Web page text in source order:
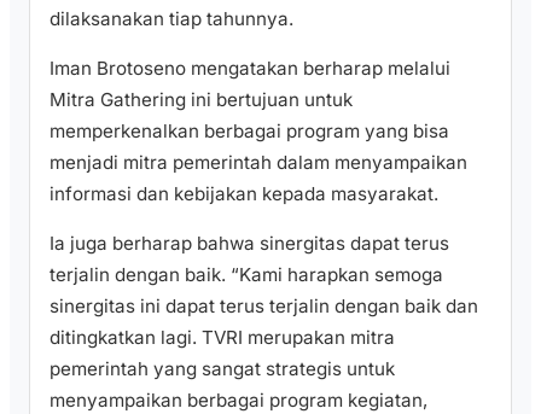
dilaksanakan tiap tahunnya.
Iman Brotoseno mengatakan berharap melalui
Mitra Gathering ini bertujuan untuk
memperkenalkan berbagai program yang bisa
menjadi mitra pemerintah dalam menyampaikan
informasi dan kebijakan kepada masyarakat.
Ia juga berharap bahwa sinergitas dapat terus
terjalin dengan baik. “Kami harapkan semoga
sinergitas ini dapat terus terjalin dengan baik dan
ditingkatkan lagi. TVRI merupakan mitra
pemerintah yang sangat strategis untuk
menyampaikan berbagai program kegiatan,